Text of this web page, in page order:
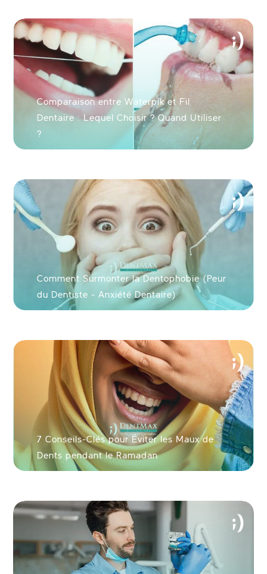
Comparaison entre Waterpik et Fil
Dentaire : Lequel Choisir ? Quand Utiliser
?
Comment Surmonter la Dentophobie (Peur
du Dentiste - Anxiété Dentaire)
7 Conseils-Clés pour Éviter les Maux de
Dents pendant le Ramadan